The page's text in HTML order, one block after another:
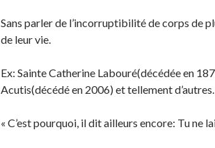
Sans parler de l’incorruptibilité de corps de
de leur vie.
Ex: Sainte Catherine Labouré(décédée en
Acutis(décédé en 2006) et tellement
« C’est pourquoi, il dit ailleurs encore: Tu ne